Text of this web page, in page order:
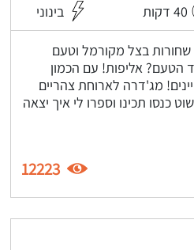
40 דקות בינוני
בצל מקורמל וטעם
הטעם? אליפות! עם הכמון
מג'דרה לארוחת צהריים
כנסו תכינו וספרו לי איך יצאה
12223